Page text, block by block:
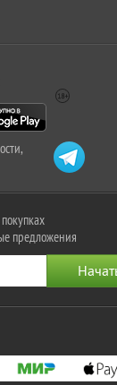
предложения